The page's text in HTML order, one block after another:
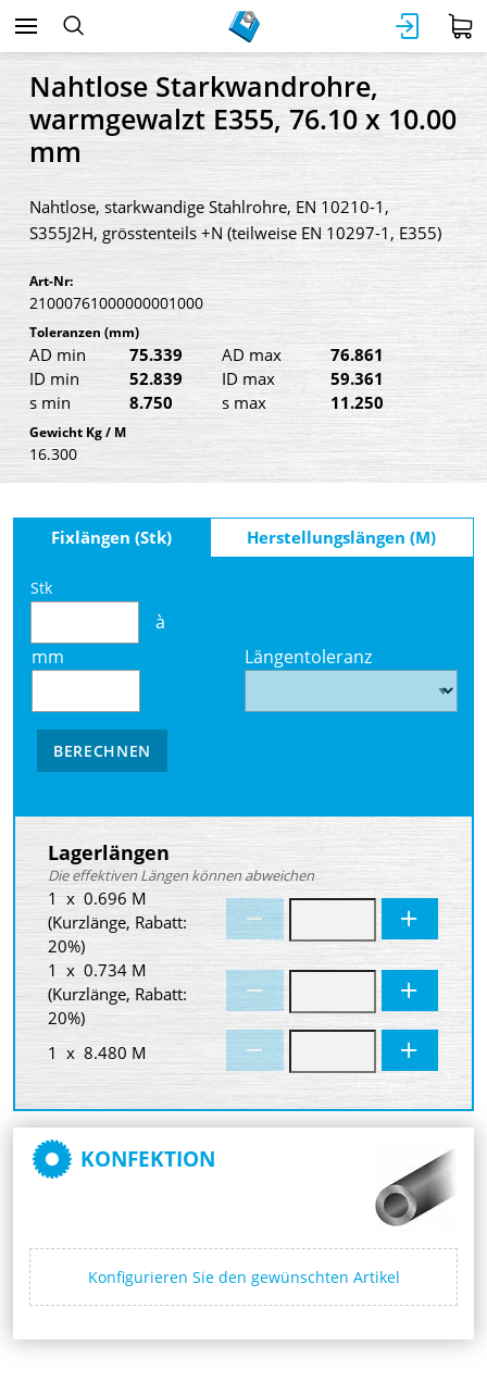
Nahtlose Starkwandrohre,
warmgewalzt E355, 76.10 x 10.00
mm
Nahtlose, starkwandige Stahlrohre, EN 10210-1,
S355J2H, grösstenteils +N (teilweise EN 10297-1, E355)
Art-Nr:
21000761000000001000
Toleranzen (mm)
AD min 75.339 AD max
76.861
ID min
52.839 ID max
59.361
s min
8.750 s max 11.250
Gewicht Kg / M
16.300
Fixlängen (Stk) Herstellungslängen (M)
Stk
à
mm
Längentoleranz
BERECHNEN
Lagerlängen
Die effektiven Längen können abweichen
1 x 0.696 M
(Kurzlänge, Rabatt:
20%)
1 x 0.734 M
(Kurzlänge, Rabatt:
20%)
1 x 8.480 M
KONFEKTION
Konfigurieren Sie den gewünschten Artikel